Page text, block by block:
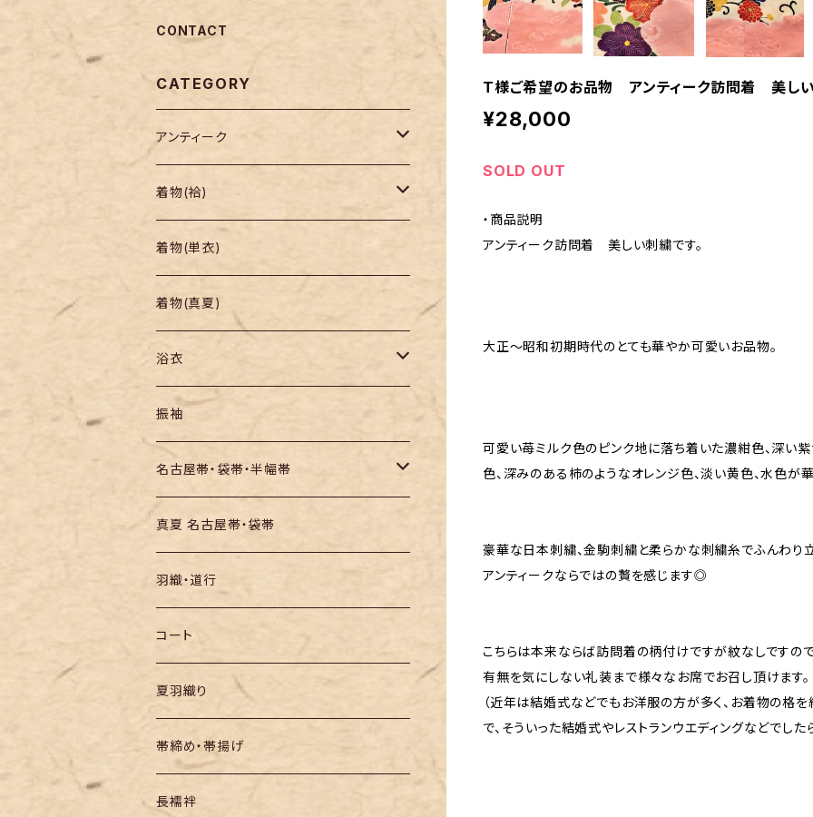
T様ご希望のお品物 アンティーク訪問着 美し
¥28,000
SOLD OUT
・商品説明
アンティーク訪問着 美しい刺繍です。
大正〜昭和初期時代のとても華やか可愛いお品物。
可愛い苺ミルク色のピンク地に落ち着いた濃紺色、深い紫
色、深みのある柿のようなオレンジ色、淡い黄色、水色が
豪華な日本刺繍、金駒刺繍と柔らかな刺繍糸でふんわり
アンティークならではの贅を感じます◎
こちらは本来ならば訪問着の柄付けですが紋なしですの
有無を気にしない礼装まで様々なお席でお召し頂けます。
（近年は結婚式などでもお洋服の方が多く、お着物の格
で、そういった結婚式やレストランウエディングなどでした
CONTACT
CATEGORY
アンティーク
着物
帯
羽織り・道行
着物(袷)
小紋
色無地・江戸小紋
紬
訪問着・付下
お召し
着物(単衣)
着物(真夏)
浴衣
セオα・ポリ
木綿・綿麻
絞りの浴衣
振袖
名古屋帯・袋帯・半幅帯
名古屋帯
袋帯
半幅帯
真夏 名古屋帯・袋帯
羽織・道行
コート
夏羽織り
帯締め・帯揚げ
長襦袢